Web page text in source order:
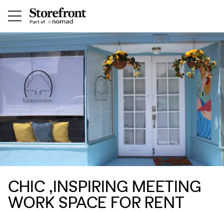
CHIC ,INSPIRING MEETING
WORK SPACE FOR RENT